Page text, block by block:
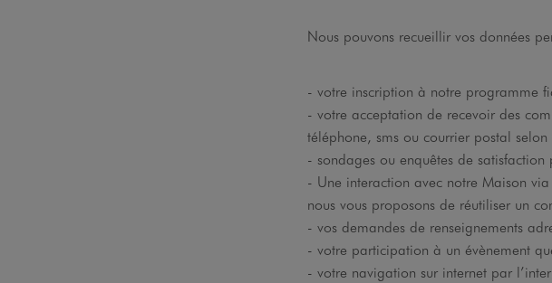
Nous pouvons recueillir vos données
- votre inscription à notre programme
- votre acceptation de recevoir des
téléphone, sms ou courrier postal selon
- sondages ou enquêtes de
- Une interaction avec notre Maison
nous vous proposons de réutiliser un
- vos demandes de renseignements
- votre participation à un évènement
- votre navigation sur internet par